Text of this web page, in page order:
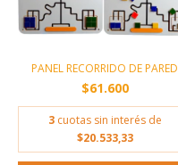
PANEL RECORRIDO DE PARED
$61.600
3 cuotas sin interés de
$20.533,33